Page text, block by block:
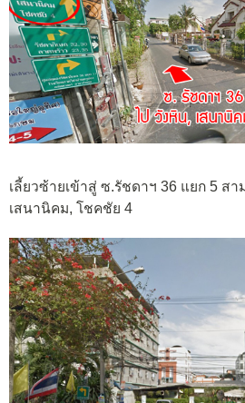
เลี้ยวซ้ายเข้าสู่ ซ.รัชดาฯ 36 แยก 5 สา
เสนานิคม, โชคชัย 4